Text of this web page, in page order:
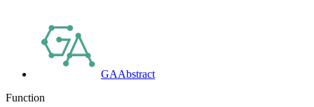
GAAbstract
Function